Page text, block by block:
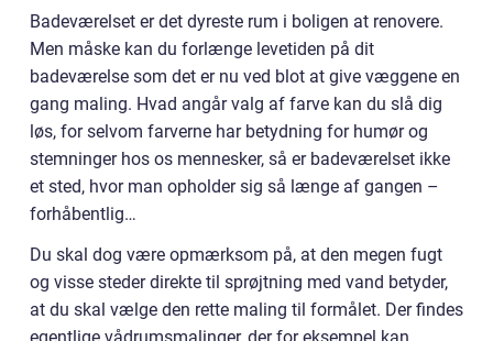
Badeværelset er det dyreste rum i boligen at renovere.
Men måske kan du forlænge levetiden på dit
badeværelse som det er nu ved blot at give væggene en
gang maling. Hvad angår valg af farve kan du slå dig
løs, for selvom farverne har betydning for humør og
stemninger hos os mennesker, så er badeværelset ikke
et sted, hvor man opholder sig så længe af gangen –
forhåbentlig…
Du skal dog være opmærksom på, at den megen fugt
og visse steder direkte til sprøjtning med vand betyder,
at du skal vælge den rette maling til formålet. Der findes